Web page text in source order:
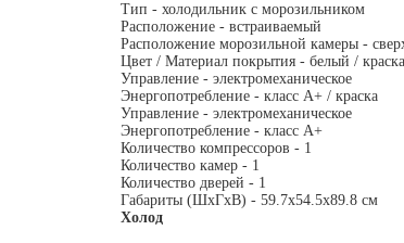
Тип - холодильник с морозильником
Расположение - встраиваемый
Расположение морозильной камеры -
Цвет / Материал покрытия - белый / краска
Управление - электромеханическое
Энергопотребление - класс A+ / краска
Управление - электромеханическое
Энергопотребление - класс A+
Количество компрессоров - 1
Количество камер - 1
Количество дверей - 1
Габариты (ШxГxВ) - 59.7x54.5x89.8 см
Холод